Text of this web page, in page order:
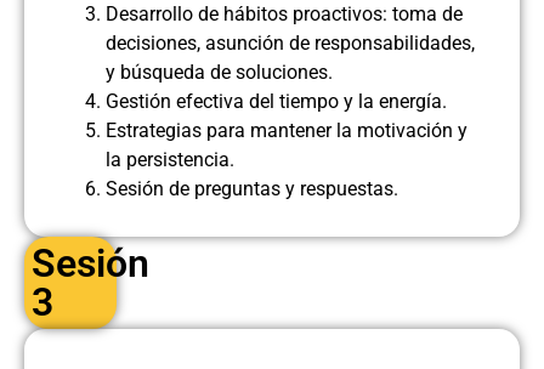
Desarrollo de hábitos proactivos: toma de
decisiones, asunción de responsabilidades,
y búsqueda de soluciones.
Gestión efectiva del tiempo y la energía.
Estrategias para mantener la motivación y
la persistencia.
Sesión de preguntas y respuestas.
Sesión
3